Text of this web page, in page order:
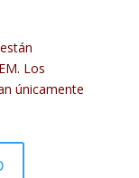
Los
únicamente